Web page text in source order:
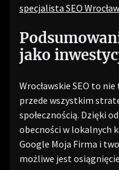
specjalista SEO Wrocław
jako
Wrocławskie SEO to
przede wszystkim
społecznością. Dzięki
obecności w lokalnych
Google Moja Firma i
możliwe jest